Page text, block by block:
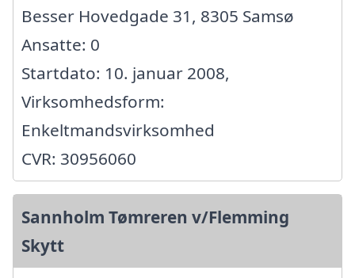
Besser Hovedgade 31, 8305 Samsø
Ansatte: 0
Startdato: 10. januar 2008,
Virksomhedsform:
Enkeltmandsvirksomhed
CVR: 30956060
Sannholm Tømreren v/Flemming
Skytt